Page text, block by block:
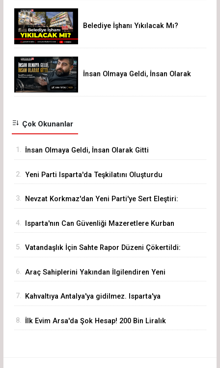
Belediye İşhanı Yıkılacak Mı?
İnsan Olmaya Geldi, İnsan Olarak
Çok Okunanlar
1. İnsan Olmaya Geldi, İnsan Olarak Gitti
2. Yeni Parti Isparta'da Teşkilatını Oluşturdu
3. Nevzat Korkmaz'dan Yeni Parti'ye Sert Eleştiri:
4.
Isparta'nın Can Güvenliği Mazeretlere Kurban
5. Vatandaşlık İçin Sahte Rapor Düzeni Çökertildi:
6. Araç Sahiplerini Yakından İlgilendiren Yeni
Devrede
7. Kahvaltıya Antalya'ya gidilmez. Isparta'ya
8. İlk Evim Arsa'da Şok Hesap! 200 Bin Liralık